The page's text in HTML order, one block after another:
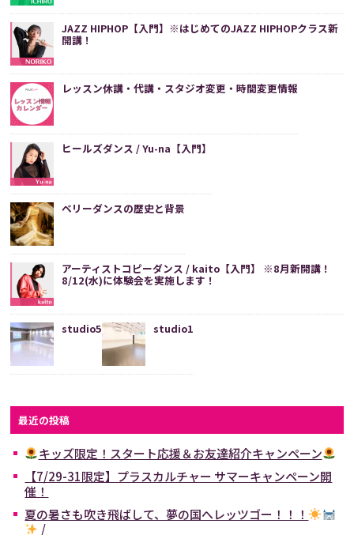
JAZZ HIPHOP【入門】※はじめてのJAZZ HIPHOPクラス新
開講！
レッスン休講・代講・スタジオ変更・時間変更情報
ヒールズダンス / Yu-na【入門】
ベリーダンスの歴史と背景
アーティストコピーダンス / kaito【入門】 ※8月新開講！
8/12(水)に体験会を実施します！
studio5 studio1
最近の投稿
キッズ限定！スタート応援＆お友達紹介キャンペーン
【7/29-31限定】プラスカルチャー サマーキャンペーン開
催！
夏の暑さも吹き飛ばして、夢の国へレッツゴー！！！
/